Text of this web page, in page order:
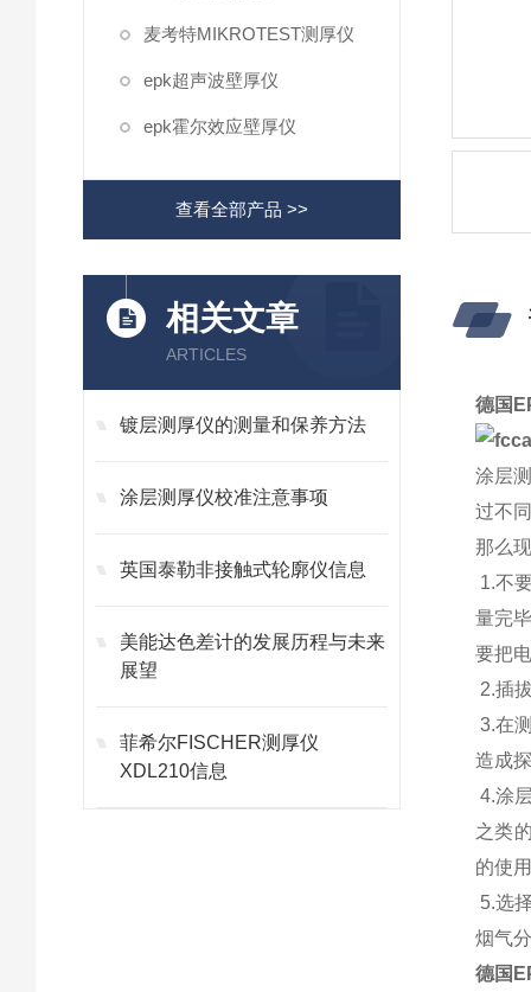
麦考特MIKROTEST测厚仪
epk超声波壁厚仪
epk霍尔效应壁厚仪
查看全部产品 >>
相关文章
ARTICLES
镀层测厚仪的测量和保养方法
涂层测厚仪校准注意事项
英国泰勒非接触式轮廓仪信息
美能达色差计的发展历程与未来
展望
菲希尔FISCHER测厚仪
XDL210信息
德国
涂层
过不
那么
1.不
量完
要把
2.插
3.在
造成
4.涂
之类
的使
5.选
烟气
德国